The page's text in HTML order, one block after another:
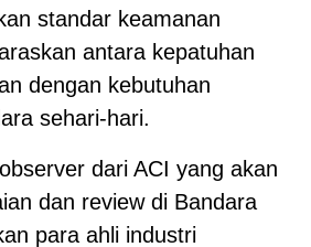
standar keamanan
antara kepatuhan
dengan kebutuhan
sehari-hari.
dari ACI yang akan
dan review di Bandara
para ahli industri